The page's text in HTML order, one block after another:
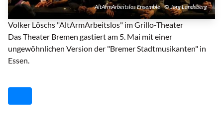
Volker Löschs "AltArmArbeitslos" im Grillo-Theater
Das Theater Bremen gastiert am 5. Mai mit einer
ungewöhnlichen Version der "Bremer Stadtmusikanten" in
Essen.
AltArmArbeitslos Ensemble | © Jörg Landsberg